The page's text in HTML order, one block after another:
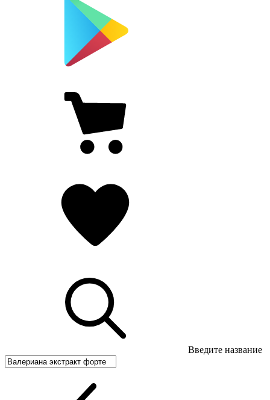
Введите название